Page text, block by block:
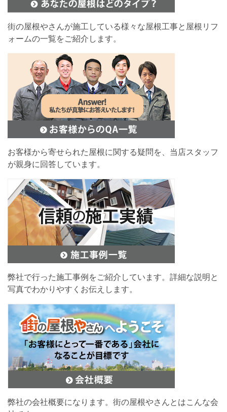
街の屋根やさんが施工している様々な屋根工事と屋根リフ
ォームの一覧をご紹介します。
お客様から寄せられた屋根に関する疑問を、当店スタッフ
が親身に回答しています。
弊社で行った施工事例をご紹介しています。詳細な説明と
写真でわかりやすくお伝えします。
弊社の会社概要になります。街の屋根やさんとはこんな会